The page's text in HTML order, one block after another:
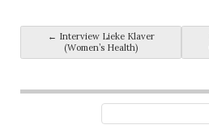
Post navigation
← Interview Lieke Klaver
(Women’s Health)